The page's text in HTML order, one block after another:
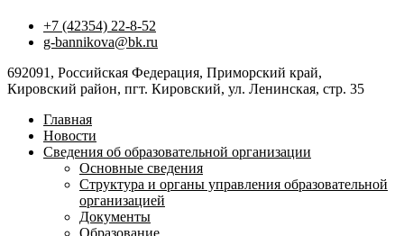
+7 (42354) 22-8-52
g-bannikova@bk.ru
692091, Российская Федерация, Приморский край,
Кировский район, пгт. Кировский, ул. Ленинская, стр. 35
Главная
Новости
Сведения об образовательной организации
Основные сведения
Структура и органы управления образовательной
организацией
Документы
Образование